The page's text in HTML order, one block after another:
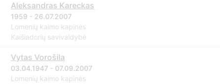
Aleksandras Kareckas
1959 - 26.07.2007
Lomenių kaimo kapinės
Kaišiadorių savivaldybė
Vytas Vorošila
03.04.1947 - 07.09.2007
Lomenių kaimo kapinės